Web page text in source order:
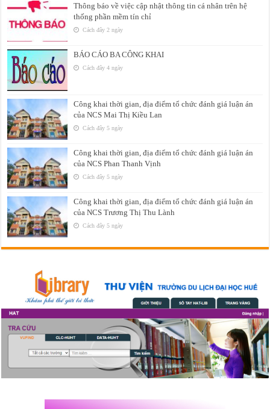
Thông báo về việc cập nhật thông tin cá nhân trên hệ
thống phần mềm tín chỉ
Cách đây 2 ngày
BÁO CÁO BA CÔNG KHAI
Cách đây 4 ngày
Công khai thời gian, địa điểm tổ chức đánh giá luận án
của NCS Mai Thị Kiều Lan
Cách đây 5 ngày
Công khai thời gian, địa điểm tổ chức đánh giá luận án
của NCS Phan Thanh Vịnh
Cách đây 5 ngày
Công khai thời gian, địa điểm tổ chức đánh giá luận án
của NCS Trương Thị Thu Lành
Cách đây 5 ngày